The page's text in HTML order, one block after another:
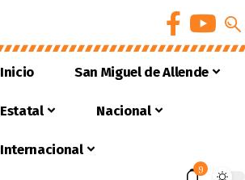
Inicio San Miguel de Allende
Estatal Nacional
Internacional
9